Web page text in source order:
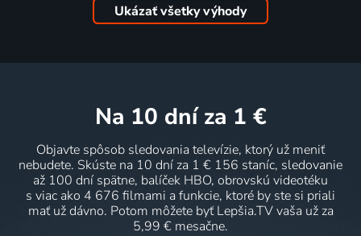
Ukázať všetky výhody
na 10 dní za 1 €
Objavte spôsob sledovania televízie, ktorý už meniť
nebudete. Skúste na 10 dní za 1 € 156 staníc, sledovanie
až 100 dní spätne, balíček HBO, obrovskú videotéku
s viac ako 4 676 filmami a funkcie, ktoré by ste si priali
mať už dávno. Potom môžete byť Lepšia.TV vaša už za
5,99 € mesačne.